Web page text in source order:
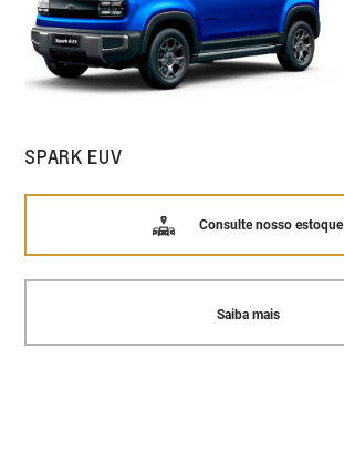
SPARK EUV
Consulte nosso estoque
Saiba mais